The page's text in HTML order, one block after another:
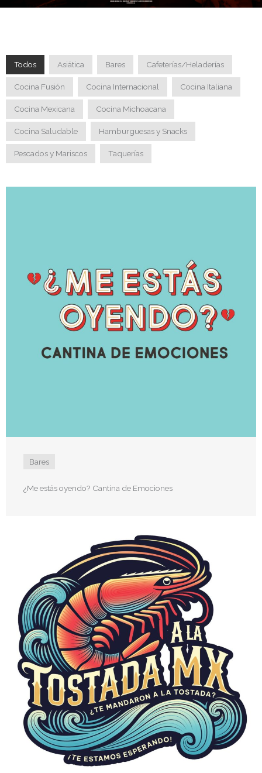
Todos Asiática Bares Cafeterías/Heladerías
Cocina Fusión Cocina Internacional Cocina Italiana
Cocina Mexicana Cocina Michoacana
Cocina Saludable Hamburguesas y Snacks
Pescados y Mariscos Taquerías
Bares
¿Me estás oyendo? Cantina de Emociones